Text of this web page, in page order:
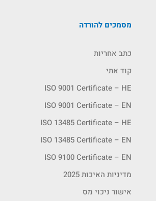
מסמכים להורדה
כתב אחריות
קוד אתי
ISO 9001 Certificate – HE
ISO 9001 Certificate – EN
ISO 13485 Certificate – HE
ISO 13485 Certificate – EN
ISO 9100 Certificate – EN
מדיניות האיכות 2025
אישור ניכוי מס